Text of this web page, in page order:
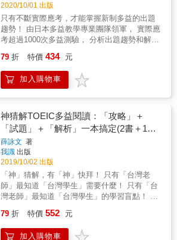
讀筆）已提供讀者方便又有效率的音檔聽取方
式。而為了滿足讀者需求，提供讀者更多元、
更便捷的學習途徑，特別開發「VRP虛擬點讀
筆」網頁版。（2）透過「VRP虛擬點讀筆」網
頁版，讀者可以線上聽取音檔，進行學習。3.
如何使用「VRP虛擬點讀筆」網頁版？（1）讀
籍，點選書籍進入音檔的播放頁面。（2）根據
書中內容正確回答隨機出現的2個問題，完成答
題認證，立即開通會員限定功能，就能線上讀
也可以線上觀看影片。（3）「VRP虛擬點讀
筆」網頁版就像是點讀筆一樣好用，可以調整
播放速度（0.8-1.2倍速），加強聽力練習。也
可以自動換頁或是手動點選想要的頁數，聆聽
該頁音檔。（4）如果關掉網頁後，下次想要學
習時，可以從「會員專區」裡的「學習紀錄」
查找上次學習的書籍，點選、接續學習。（5）
請注意，若距離上次登入超過一個月，網站會
後使用。（6）詳細使用及操作方法請見書中使
用說明。※本書未提供光碟燒錄服務。※雖然我
們努力做到完美，但也有可能因為手機的系統
（5）「VRP虛擬點讀筆」比點讀筆更好用，具
有定時播放、背景播放的功能，也可以自動換
頁或是手動點選想要的頁數，聆聽該頁音檔。
（6）如果讀者擔心音檔下載後太佔手機空間，
也可以隨時刪除音檔，下次需要使用時再下
載。購買本公司書籍的讀者等於有一個雲端的
CD櫃可隨時使用。（7）詳細使用及操作方法
請見書中使用說明。■ 線上使用「VRP虛擬點
（https://webvrp.17buy.com.tw）註冊／登入會
員即可。2. 為什麼會有「VRP虛擬點讀筆」網
頁版？（1）「Youtor App」（內含VRP虛擬點
讀筆）已提供讀者方便又有效率的音檔聽取方
式。而為了滿足讀者需求，提供讀者更多元、
更便捷的學習途徑，特別開發「VRP虛擬點讀
筆」網頁版。（2）透過「VRP虛擬點讀筆」網
頁版，讀者可以線上聽取音檔，進行學習。3.
如何使用「VRP虛擬點讀筆」網頁版？（1）讀
者登入會員後，只要輸入書名或ISBN檢索書
書中內容正確回答隨機出現的2個問題，完成答
複習錯誤的答案、熟背不認識的單字與片語、
並運用音檔加強學習與訓練英語力。 ★ Part 5
的句子、Part 6～7的文章皆邀請專業外籍老師
錄音。 ［第三次］模擬實際考試般作答，以全
部答對為目標。 ★ 若仍有題目答錯，則繼續練
習到全部答對為止。 Step 3. 閱讀聆聽朗讀，
之外，本書Part 5的句子、Part 6～7的文章皆
邀請專業外籍老師錄音，如果有看不懂的句子
與文章就跟著音檔念念看，透過閱讀、聆聽、
朗讀加強學習，提升英語力！音檔可透過
「Youtor App」（內含VRP虛擬點讀筆）反覆
聆聽，能夠提升對文張的理解，也能有效鍛鍊
英聽能力，實際上考場就能從容解題。 ★ 使用
Youtor App，掃描頁碼旁QR Code就能下載及
聆聽音檔。 ★ 本書未提供CD，也未提供燒錄
光碟服務。 ［VRP虛擬點讀筆介紹］ 1. 在哪
裡下載「VRP虛擬點讀筆」？ （1）讀者可以
掃描書中的QR Code連結，或是於App商城搜
虛擬點讀筆」？ （1）以往讀者購買語言學習
工具書時，為了要聽隨書附贈的音檔，總是要
段特訓，確實奪下閱讀滿分！ 「實力診斷」檢
測實力、「速度訓練」提升答題速度、「強化
解題」深化閱讀理解力、「模擬測驗」檢驗成
效，循序漸進，拿下閱讀滿分。 160字∕分 朗讀
速度，閱讀力強速升級！ 每分鐘160字的閱讀
錄製文章朗讀MP3，考生可搭配練習，確實掌
握閱讀速度！ 6篇高強度文章特訓，理解力大
躍進！ 收錄6篇比正式測驗難度稍高的文章，
與理解力，培養紮實的應考實力！
內容，幫助讀者找出自身弱點 本書將閱讀測驗
的必備學習內容分為「文法、閱讀、詞彙」三
大領域，其下又依照詞性、句型、文章類型、
考題類型等等細分。因為如此有系統、有條理
中，可以很容易發現自己實力不足的部分，並
針對弱點加強學習。 & ◆ 精準學習重點解說＋
Hackers史上單本最高收錄題數，完全兼顧學習
正必要的重點，但將每個單元之後的模擬試題
數量加倍，總計題數達到 Hackers 史上單本最
高，約 1200 題左右，甚至超過《閱讀題庫解
析》的收錄題數。因此，本書適合想要掌握學
習重點，又想在學習的同時盡量多做題目的學
習者。 & ◆ 省去繁複的題目解說，只留下最重
要的題目翻譯與詞彙列表，更容易閱讀 考慮到
需要在短期內準備考試的讀者，沒有太多時間
閱讀冗長的詳解，甚至可能感覺詳解內容干擾
閱讀，因此本書的答案本省去解析部分，只留
與題目相關部分的標示，讓版面顯得更容易閱
滿分全題型分析必勝搶分模擬試題！ & 閱讀
+聽力100%取分超攻略，攻略和題型一次教給
你！ & 狂銷110萬本的多益超攻略，三階段就
能掌握多益新制。 & 1. 多年應考經驗練就多益
解題精華！ 不用花時間探索，短期衝刺做最充
足的準備。 2. 百分百針對新制多益考題，秒殺
有方向，難題輕鬆取分！ 3. 模擬練習題，打穩
基礎，面對考試熟能生巧！ 打穩基礎，掌握題
型，累積超強實力，活用攻略讓你速速解題！
&
2020/10/01 出版
只有不斷實際應考，才能掌握新制多益的出題
趨勢！ 由日本多益教學專業團隊領軍， 實際應
考超過1000次多益測驗， 分析出題趨勢和解題
English School是日本第一的多益專門校，教學
團隊每月進場，累積超過1000次以上的應考經
驗，完全掌握多益的出題方向與陷阱，多年來
精準出題方向的《TOEIC LR TEST多益聽力模
測解密》、《TOEIC LR TEST多益閱讀模測解
密》因應而生！ & 本書的「試題本」單獨裝
訂，開本尺寸及編排，比照正式測驗格式，考
生練習時，最具臨場感！作者專業團隊長期研
究多益考試，累積龐大資料與題庫，因此在
「解答本」中，能夠精闢分析500道題目的作答
技巧，除了正確答案，同時針對選項詳細解
說，錯在哪裡？為什麼錯？讓考生茅塞頓開，
信心大增！ & 實際應考多益超過1000次，精準
納分析最新的出題趨勢，編寫「100題x 5回」
79 折 特價 434 元
加入購物車
神猜解TOEIC多益閱讀：「攻略」＋
「試題」＋「解析」一本搞定(2書＋1防
水書套)
薛詠文 著
我識 出版
2019/10/02 出版
「神」猜解，有「神」快拜！ 只有「台灣老
師」最知道「台灣學生」需要什麼！ 只有「台
灣老師」最知道「台灣學生」的學習盲點！ 所
益滿分的多益大「神」薛詠文， 「薛詠文」老
師己幫助近千位台灣考生成功考取金色證書。
79 折 特價 552 元
加入購物車